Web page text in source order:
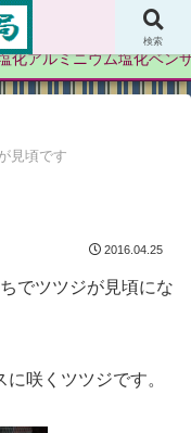
化アルミニウム塩化ベン
見頃です
2016.04.25
でツツジが見頃にな
咲くツツジです。
検索